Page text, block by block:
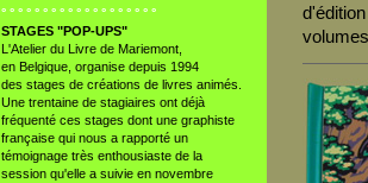
° ° ° ° ° ° ° ° ° ° ° ° ° ° ° ° ° ° °
STAGES "POP-UPS"
L'Atelier du Livre de Mariemont,
en Belgique, organise depuis 1994
des stages de créations de livres animés.
Une trentaine de stagiaires ont déjà
fréquenté ces stages dont une graphiste
française qui nous a rapporté un
témoignage très enthousiaste de la
session qu'elle a suivie en novembre